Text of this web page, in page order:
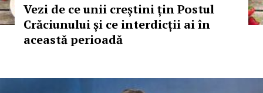
Vezi de ce unii creștini țin Postul
Crăciunului și ce interdicții ai în
această perioadă